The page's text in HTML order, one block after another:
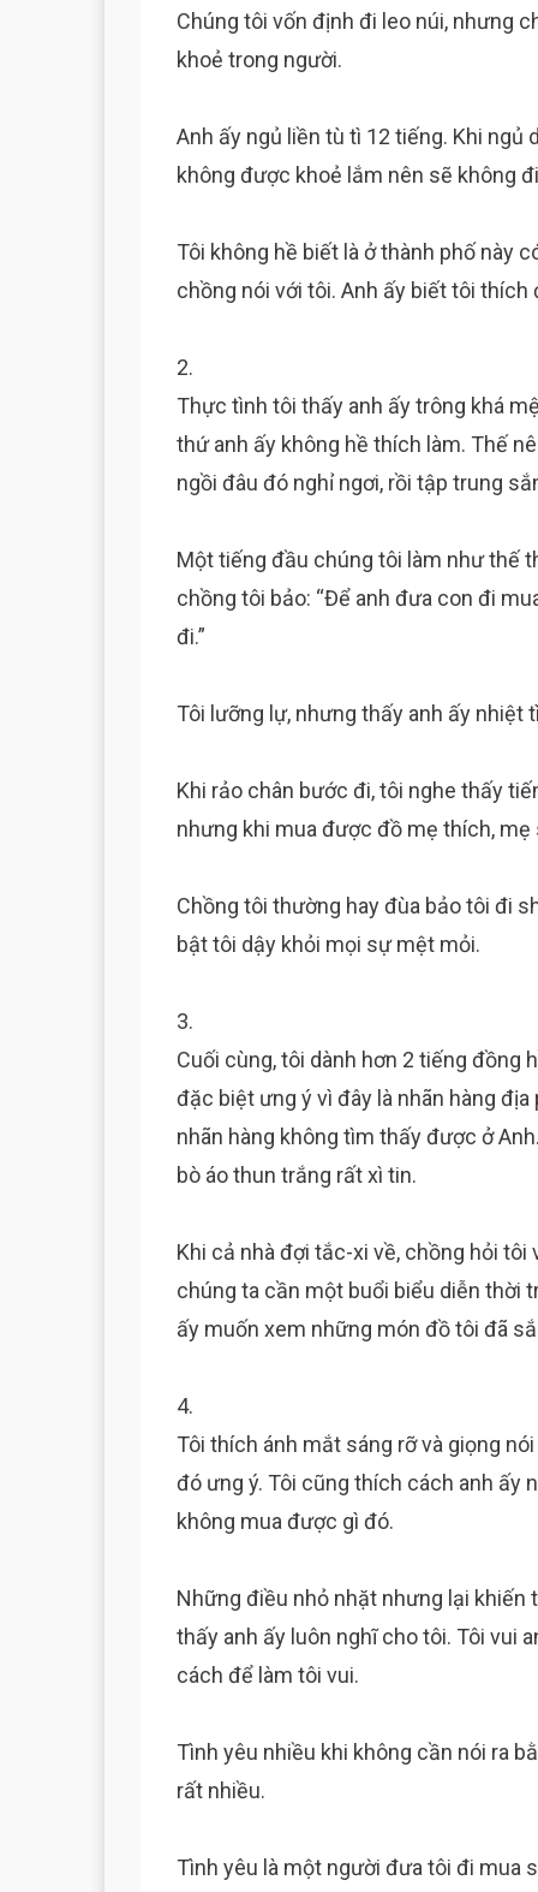
Chúng tôi vốn định đi leo núi, nhưng
khoẻ trong người.
Anh ấy ngủ liền tù tì 12 tiếng. Khi ngủ
không được khoẻ lắm nên sẽ không
Tôi không hề biết là ở thành phố này
chồng nói với tôi. Anh ấy biết tôi thích
2.
Thực tình tôi thấy anh ấy trông khá
thứ anh ấy không hề thích làm. Thế
ngồi đâu đó nghỉ ngơi, rồi tập trung
Một tiếng đầu chúng tôi làm như thế
chồng tôi bảo: “Để anh đưa con đi
đi.”
Tôi lưỡng lự, nhưng thấy anh ấy nhiệt
Khi rảo chân bước đi, tôi nghe thấy
nhưng khi mua được đồ mẹ thích,
Chồng tôi thường hay đùa bảo tôi đi
bật tôi dậy khỏi mọi sự mệt mỏi.
3.
Cuối cùng, tôi dành hơn 2 tiếng đồng
đặc biệt ưng ý vì đây là nhãn hàng
nhãn hàng không tìm thấy được ở
bò áo thun trắng rất xì tin.
Khi cả nhà đợi tắc-xi về, chồng hỏi tôi
chúng ta cần một buổi biểu diễn thời
ấy muốn xem những món đồ tôi đã
4.
Tôi thích ánh mắt sáng rỡ và giọng
đó ưng ý. Tôi cũng thích cách anh ấy
không mua được gì đó.
Những điều nhỏ nhặt nhưng lại
thấy anh ấy luôn nghĩ cho tôi. Tôi vui
cách để làm tôi vui.
Tình yêu nhiều khi không cần nói ra
rất nhiều.
Tình yêu là một người đưa tôi đi mua